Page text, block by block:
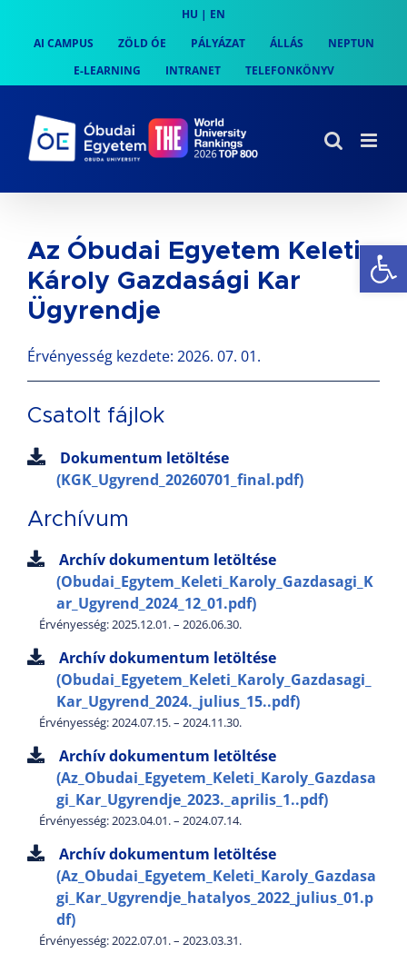
content
HU | EN
AI CAMPUS
ZÖLD ÓE PÁLYÁZAT ÁLLÁS
NEPTUN
E-LEARNING
INTRANET TELEFONKÖNYV
Az Óbudai Egyetem Keleti
Károly Gazdasági Kar
Ügyrendje
Érvényesség kezdete: 2026. 07. 01.
Csatolt fájlok
Dokumentum letöltése
(KGK_Ugyrend_20260701_final.pdf)
Archívum
Archív dokumentum letöltése
(Obudai_Egytem_Keleti_Karoly_Gazdasagi_K
ar_Ugyrend_2024_12_01.pdf)
Érvényesség: 2025.12.01. – 2026.06.30.
Archív dokumentum letöltése
(Obudai_Egyetem_Keleti_Karoly_Gazdasagi_
Kar_Ugyrend_2024._julius_15..pdf)
Érvényesség: 2024.07.15. – 2024.11.30.
Archív dokumentum letöltése
(Az_Obudai_Egyetem_Keleti_Karoly_Gazdasa
gi_Kar_Ugyrendje_2023._aprilis_1..pdf)
Érvényesség: 2023.04.01. – 2024.07.14.
Archív dokumentum letöltése
(Az_Obudai_Egyetem_Keleti_Karoly_Gazdasa
gi_Kar_Ugyrendje_hatalyos_2022_julius_01.p
df)
Érvényesség: 2022.07.01. – 2023.03.31.